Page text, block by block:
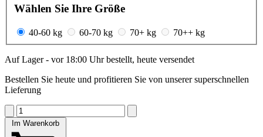
Wählen Sie Ihre Größe
40-60 kg 60-70 kg 70+ kg 70++ kg
Auf Lager - vor 18:00 Uhr bestellt, heute versendet
Bestellen Sie heute und profitieren Sie von unserer superschnellen
Lieferung
Im Warenkorb